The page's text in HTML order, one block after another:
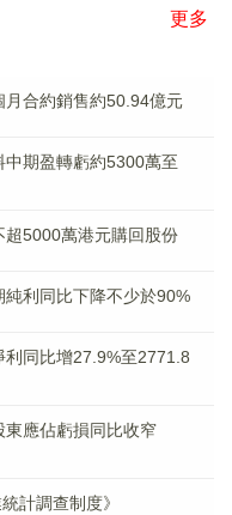
更多
合約銷售約50.94億元
期盈轉虧約5300萬至
5000萬港元購回股份
利同比下降不少於90%
同比增27.9%至2771.8
應佔虧損同比收窄
計調查制度》